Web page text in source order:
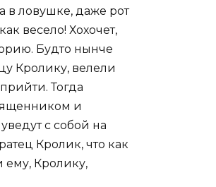
в ловушке, даже рот
весело! Хохочет,
Будто нынче
Кролику, велели
Тогда
и
с собой на
Кролик, что как
ему, Кролику,